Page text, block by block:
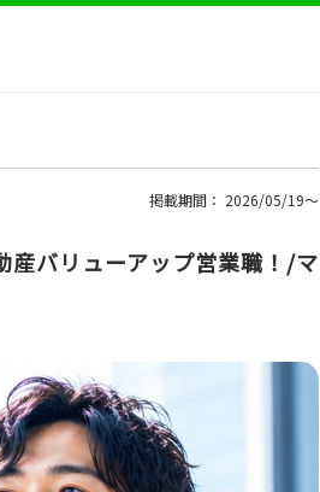
掲載期間： 2026/05/19〜
産バリューアップ営業職！/マ